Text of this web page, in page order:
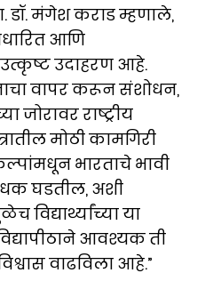
डॉ. मंगेश कराड म्हणाले,
आणि
उत्कृष्ट उदाहरण आहे.
वापर करून संशोधन,
जोरावर राष्ट्रीय
मोठी कामगिरी
भारताचे भावी
घडतील, अशी
या
आवश्यक ती
वाढविला आहे.”